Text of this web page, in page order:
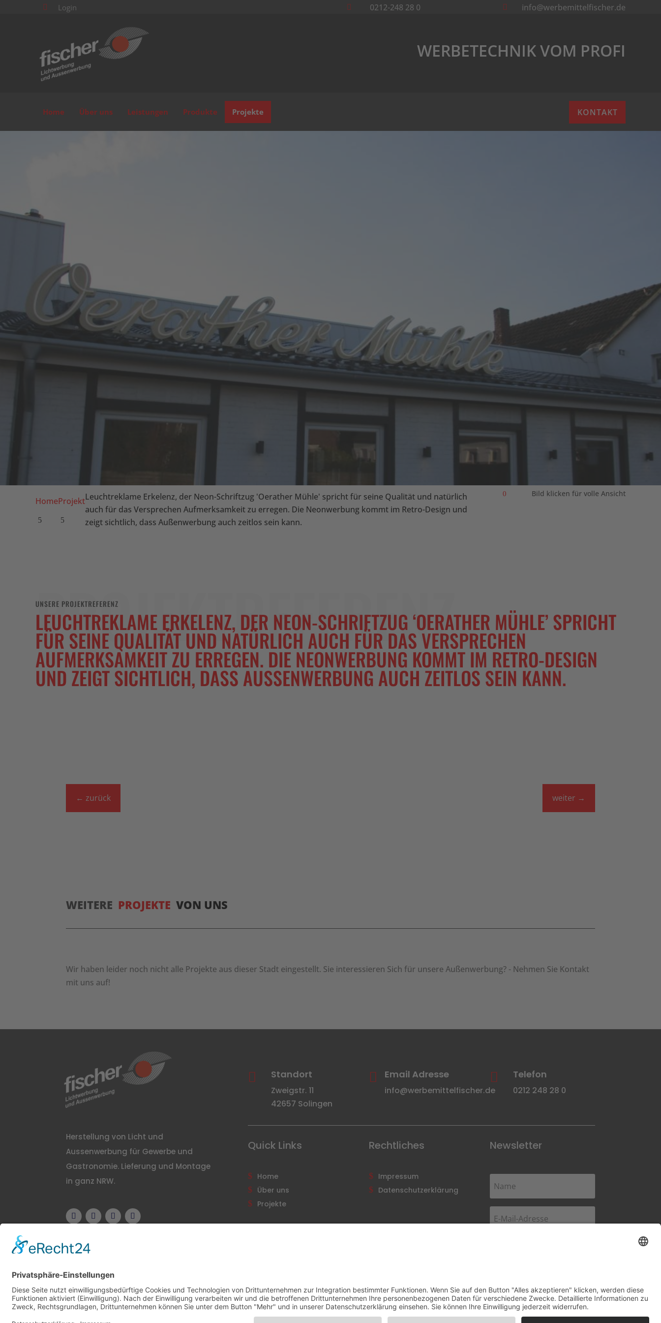
 Login  0212-248 28 0  info@werbemittelfischer.de
WERBETECHNIK VOM PROFI
Home Über uns Leistungen Produkte Projekte KONTAKT
HomeProjektLeuchtreklame Erkelenz, der Neon-Schriftzug 'Oerather Mühle' spricht für seine Qualität und natürlich
auch für das Versprechen Aufmerksamkeit zu erregen. Die Neonwerbung kommt im Retro-Design und
zeigt sichtlich, dass Außenwerbung auch zeitlos sein kann.
0 Bild klicken für volle Ansicht
PROJEKTREFERENZ
UNSERE PROJEKTREFERENZ
LEUCHTREKLAME ERKELENZ, DER NEON-SCHRIFTZUG ‘OERATHER MÜHLE’ SPRICHT
FÜR SEINE QUALITÄT UND NATÜRLICH AUCH FÜR DAS VERSPRECHEN
AUFMERKSAMKEIT ZU ERREGEN. DIE NEONWERBUNG KOMMT IM RETRO-DESIGN
UND ZEIGT SICHTLICH, DASS AUSSENWERBUNG AUCH ZEITLOS SEIN KANN.
←zurück weiter →
WEITERE PROJEKTE VON UNS
Wir haben leider noch nicht alle Projekte aus dieser Stadt eingestellt. Sie interessieren Sich für unsere Außenwerbung? - Nehmen Sie Kontakt
mit uns auf!
Herstellung von Licht und
Aussenwerbung für Gewerbe und
Gastronomie. Lieferung und Montage
in ganz NRW.
 Standort
Zweigstr. 11
42657 Solingen
 Email Adresse
info@werbemittelfischer.de
 Telefon
0212 248 28 0
Quick Links
Home
Über uns
Projekte
Rechtliches
Impressum
Datenschutzerklärung
Newsletter